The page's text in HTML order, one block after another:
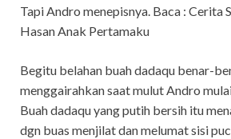
Tapi Andro menepisnya. Baca : Cerita
Hasan Anak Pertamaku
Begitu belahan buah dadaqu benar-
menggairahkan saat mulut Andro
Buah dadaqu yang putih bersih itu
dgn buas menjilat dan melumat sisi